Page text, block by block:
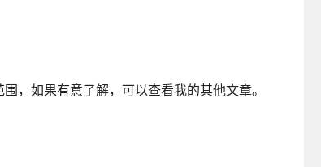
，如果有意了解，可以查看我的其他文章。